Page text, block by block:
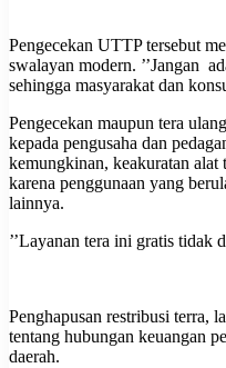
Pengecekan UTTP tersebut
swalayan modern. ’’Jangan
sehingga masyarakat dan
Pengecekan maupun tera
kepada pengusaha dan
kemungkinan, keakuratan alat
karena penggunaan yang
lainnya.
’’Layanan tera ini gratis tidak
Penghapusan restribusi terra,
tentang hubungan keuangan
daerah.